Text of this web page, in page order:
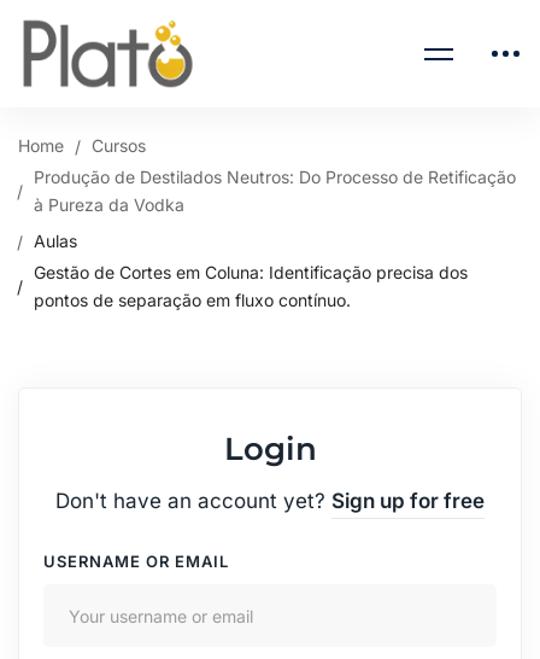
Home
Cursos
Produção de Destilados Neutros: Do Processo de Retificação
à Pureza da Vodka
Aulas
Gestão de Cortes em Coluna: Identificação precisa dos
pontos de separação em fluxo contínuo.
Login
Don't have an account yet? Sign up for free
USERNAME OR EMAIL